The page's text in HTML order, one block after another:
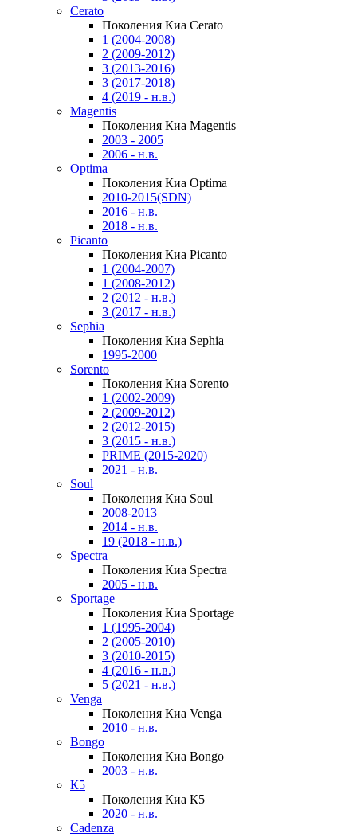
Cerato
Поколения Киа Cerato
1 (2004-2008)
2 (2009-2012)
3 (2013-2016)
3 (2017-2018)
4 (2019 - н.в.)
Magentis
Поколения Киа Magentis
2003 - 2005
2006 - н.в.
Optima
Поколения Киа Optima
2010-2015(SDN)
2016 - н.в.
2018 - н.в.
Picanto
Поколения Киа Picanto
1 (2004-2007)
1 (2008-2012)
2 (2012 - н.в.)
3 (2017 - н.в.)
Sephia
Поколения Киа Sephia
1995-2000
Sorento
Поколения Киа Sorento
1 (2002-2009)
2 (2009-2012)
2 (2012-2015)
3 (2015 - н.в.)
PRIME (2015-2020)
2021 - н.в.
Soul
Поколения Киа Soul
2008-2013
2014 - н.в.
19 (2018 - н.в.)
Spectra
Поколения Киа Spectra
2005 - н.в.
Sportage
Поколения Киа Sportage
1 (1995-2004)
2 (2005-2010)
3 (2010-2015)
4 (2016 - н.в.)
5 (2021 - н.в.)
Venga
Поколения Киа Venga
2010 - н.в.
Bongo
Поколения Киа Bongo
2003 - н.в.
К5
Поколения Киа К5
2020 - н.в.
Cadenza